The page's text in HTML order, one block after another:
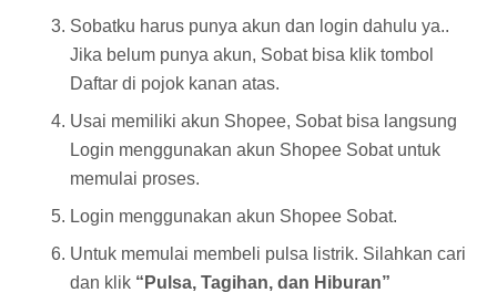
Sobatku harus punya akun dan login dahulu ya..
Jika belum punya akun, Sobat bisa klik tombol
Daftar di pojok kanan atas.
Usai memiliki akun Shopee, Sobat bisa langsung
Login menggunakan akun Shopee Sobat untuk
memulai proses.
Login menggunakan akun Shopee Sobat.
Untuk memulai membeli pulsa listrik. Silahkan cari
dan klik “Pulsa, Tagihan, dan Hiburan”